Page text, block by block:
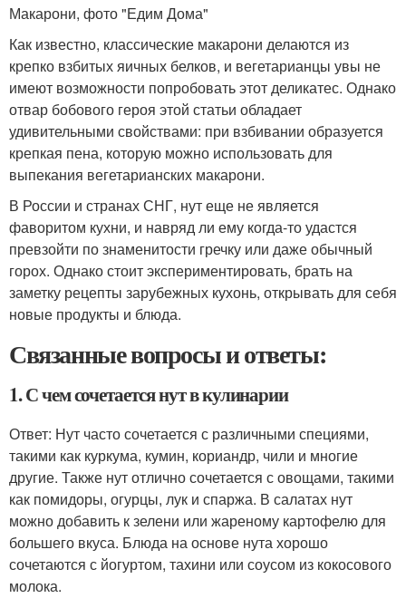
Макарони, фото "Едим Дома"
Как известно, классические макарони делаются из
крепко взбитых яичных белков, и вегетарианцы увы не
имеют возможности попробовать этот деликатес. Однако
отвар бобового героя этой статьи обладает
удивительными свойствами: при взбивании образуется
крепкая пена, которую можно использовать для
выпекания вегетарианских макарони.
В России и странах СНГ, нут еще не является
фаворитом кухни, и навряд ли ему когда-то удастся
превзойти по знаменитости гречку или даже обычный
горох. Однако стоит экспериментировать, брать на
заметку рецепты зарубежных кухонь, открывать для себя
новые продукты и блюда.
Связанные вопросы и ответы:
1. С чем сочетается нут в кулинарии
Ответ: Нут часто сочетается с различными специями,
такими как куркума, кумин, кориандр, чили и многие
другие. Также нут отлично сочетается с овощами, такими
как помидоры, огурцы, лук и спаржа. В салатах нут
можно добавить к зелени или жареному картофелю для
большего вкуса. Блюда на основе нута хорошо
сочетаются с йогуртом, тахини или соусом из кокосового
молока.